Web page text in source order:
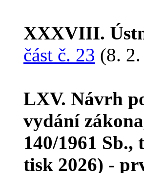
XXXVIII.
část č. 23 (8.
LXV. Návrh
vydání
140/1961
tisk 2026) -